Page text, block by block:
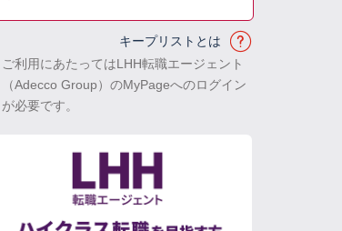
キープリストとは
ご利用にあたってはLHH転職エージェント
（Adecco Group）のMyPageへのログイン
が必要です。